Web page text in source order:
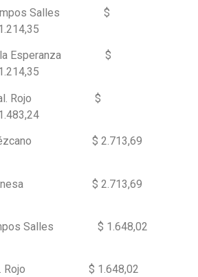
Campos Salles $
Villa Esperanza $
– Gral. Rojo $
– Erézcano $ 2.713,69
– Conesa $ 2.713,69
Salles $ 1.648,02
Gral. Rojo $ 1.648,02